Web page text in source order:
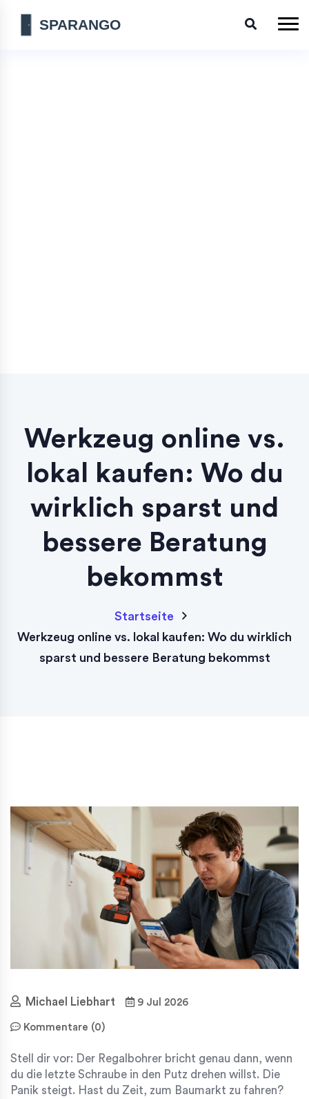
Werkzeug online vs.
lokal kaufen: Wo du
wirklich sparst und
bessere Beratung
bekommst
Startseite
Werkzeug online vs. lokal kaufen: Wo du wirklich
sparst und bessere Beratung bekommst
Michael Liebhart 9 Jul 2026
Kommentare (0)
Stell dir vor: Der Regalbohrer bricht genau dann, wenn
du die letzte Schraube in den Putz drehen willst. Die
Panik steigt. Hast du Zeit, zum Baumarkt zu fahren?